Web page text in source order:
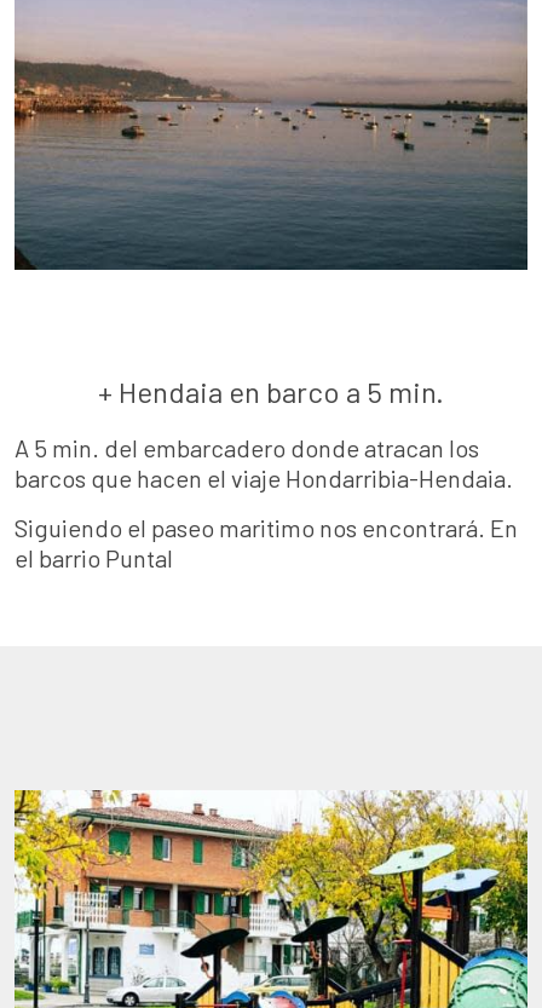
+ Hendaia en barco a 5 min.
A 5 min. del embarcadero donde atracan los
barcos que hacen el viaje Hondarribia-Hendaia.
Siguiendo el paseo maritimo nos encontrará. En
el barrio Puntal